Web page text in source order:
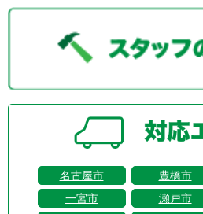
名古屋市 豊橋市
一宮市
瀬戸市